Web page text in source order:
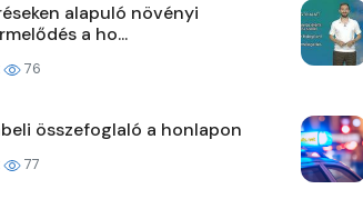
alapuló növényi
a ho...
76
összefoglaló a honlapon
77